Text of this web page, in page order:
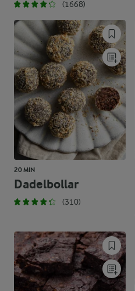
(1668)
20 MIN
Dadelbollar
(310)